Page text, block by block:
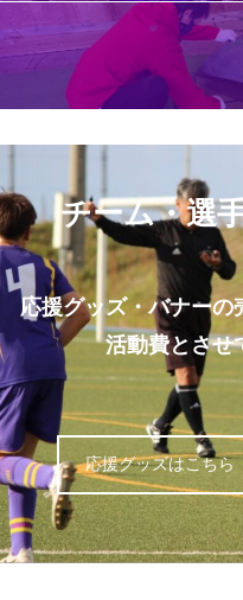
チーム・選
応援グッズ・バナーの
活動費とさせ
応援グッズはこちら